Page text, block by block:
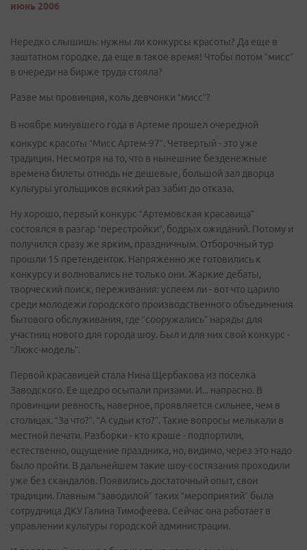
июнь 2006
Нередко слышишь: нужны ли конкурсы красоты? Да еще в
заштатном городке, да еще в такое время! Чтобы потом “мисс”
в очереди на бирже труда стояла?
Разве мы провинция, коль девчонки “мисс”?
В ноябре минувшего года в Артеме прошел очередной
конкурс красоты “Мисс Артем-97”. Четвертый - это уже
традиция. Несмотря на то, что в нынешние безденежные
времена билеты отнюдь не дешевые, большой зал дворца
культуры угольщиков всякий раз забит до отказа.
Ну хорошо, первый конкурс “Артемовская красавица”
состоялся в разгар “перестройки”, бодрых ожиданий. Потому и
получился сразу же ярким, праздничным. Отборочный тур
прошли 15 претенденток. Напряженно же готовились к
конкурсу и волновались не только они. Жаркие дебаты,
творческий поиск, переживания: успеем ли - вот что царило
среди молодежи городского производственного объединения
бытового обслуживания, где “сооружались” наряды для
участниц нового для города шоу. Был и для них свой конкурс -
“Люкс-модель”.
Первой красавицей стала Нина Щербакова из поселка
Заводского. Ее щедро осыпали призами. И... напрасно. В
провинции ревность, наверное, проявляется сильнее, чем в
столицах. “За что?”. “А судьи кто?”. Такие вопросы мелькали в
местной печати. Разборки - кто краше - подпортили,
естественно, ощущение праздника, но, видимо, через это надо
было пройти. В дальнейшем такие шоу-состязания проходили
уже без скандалов. Появились достаточный опыт, свои
традиции. Главным “заводилой” таких “мероприятий” была
сотрудница ДКУ Галина Тимофеева. Сейчас она работает в
управлении культуры городской администрации.